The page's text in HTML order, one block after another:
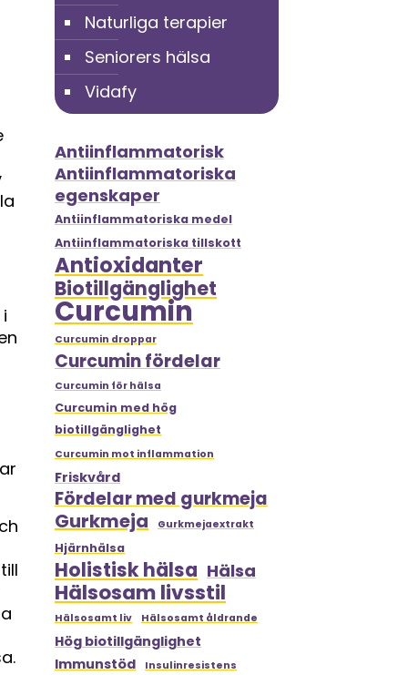
Naturliga terapier
Seniorers hälsa
Vidafy
Antiinflammatorisk
Antiinflammatoriska
egenskaper
Antiinflammatoriska medel
Antiinflammatoriska tillskott
Antioxidanter
Biotillgänglighet
Curcumin
Curcumin droppar
Curcumin fördelar
Curcumin för hälsa
Curcumin med hög
biotillgänglighet
Curcumin mot inflammation
Friskvård
Fördelar med gurkmeja
Gurkmeja Gurkmejaextrakt
Hjärnhälsa
Holistisk hälsa Hälsa
Hälsosam livsstil
Hälsosamt liv Hälsosamt åldrande
Hög biotillgänglighet
Immunstöd
Insulinresistens